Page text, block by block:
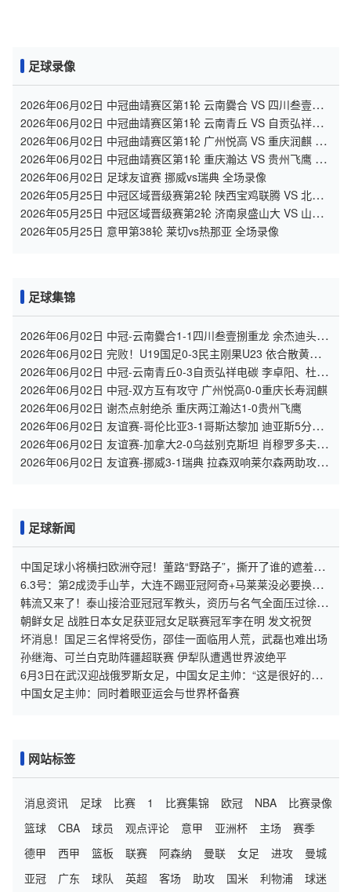
足球录像
2026年06月02日 中冠曲靖赛区第1轮 云南爨合 VS 四川叁壹捌
重龙 全场录像
2026年06月02日 中冠曲靖赛区第1轮 云南青丘 VS 自贡弘祥电
碳 全场录像
2026年06月02日 中冠曲靖赛区第1轮 广州悦高 VS 重庆润麒 全
场录像
2026年06月02日 中冠曲靖赛区第1轮 重庆瀚达 VS 贵州飞鹰 全
场录像
2026年06月02日 足球友谊赛 挪威vs瑞典 全场录像
2026年05月25日 中冠区域晋级赛第2轮 陕西宝鸡联腾 VS 北京
灵动星空 全场录像
2026年05月25日 中冠区域晋级赛第2轮 济南泉盛山大 VS 山东
球探 全场录像
2026年05月25日 意甲第38轮 莱切vs热那亚 全场录像
足球集锦
2026年06月02日 中冠-云南爨合1-1四川叁壹捌重龙 余杰迪头球
绝平
2026年06月02日 完败！U19国足0-3民主刚果U23 依合散黄油手
U19国足0射门0角球
2026年06月02日 中冠-云南青丘0-3自贡弘祥电碳 李卓阳、杜威
薇破门
2026年06月02日 中冠-双方互有攻守 广州悦高0-0重庆长寿润麒
2026年06月02日 谢杰点射绝杀 重庆两江瀚达1-0贵州飞鹰
2026年06月02日 友谊赛-哥伦比亚3-1哥斯达黎加 迪亚斯5分钟
传射 J罗精彩助攻
2026年06月02日 友谊赛-加拿大2-0乌兹别克斯坦 肖穆罗多夫失
单刀 奥卢瓦塞伊两助
2026年06月02日 友谊赛-挪威3-1瑞典 拉森双响莱尔森两助攻伊
足球新闻
中国足球小将横扫欧洲夺冠！董路“野路子”，撕开了谁的遮羞
布？
6.3号：第2成烫手山芋，大连不踢亚冠阿奇+马莱莱没必要换练
好新星更重要
韩流又来了！泰山接洽亚冠冠军教头，资历与名气全面压过徐正
源
朝鲜女足 战胜日本女足获亚冠女足联赛冠军李在明 发文祝贺
坏消息！国足三名悍将受伤，邵佳一面临用人荒，武磊也难出场
孙继海、可兰白克助阵疆超联赛 伊犁队遭遇世界波绝平
6月3日在武汉迎战俄罗斯女足，中国女足主帅：“这是很好的挑
战!”
中国女足主帅：同时着眼亚运会与世界杯备赛
网站标签
消息资讯 足球 比赛 1 比赛集锦 欧冠 NBA
比赛录像
篮球
CBA 球员 观点评论 意甲 亚洲杯 主场
赛季
德甲
西甲 篮板 联赛 阿森纳 曼联 女足 进攻
曼城
亚冠
广东 球队 英超 客场 助攻 国米 利物浦 球迷